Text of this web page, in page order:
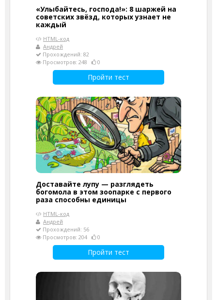
«Улыбайтесь, господа!»: 8 шаржей на
советских звёзд, которых узнает не
каждый
HTML-код
Андрей
Прохождений: 82
Просмотров: 248
0
Пройти тест
Доставайте лупу — разглядеть
богомола в этом зоопарке с первого
раза способны единицы
HTML-код
Андрей
Прохождений: 56
Просмотров: 204
0
Пройти тест